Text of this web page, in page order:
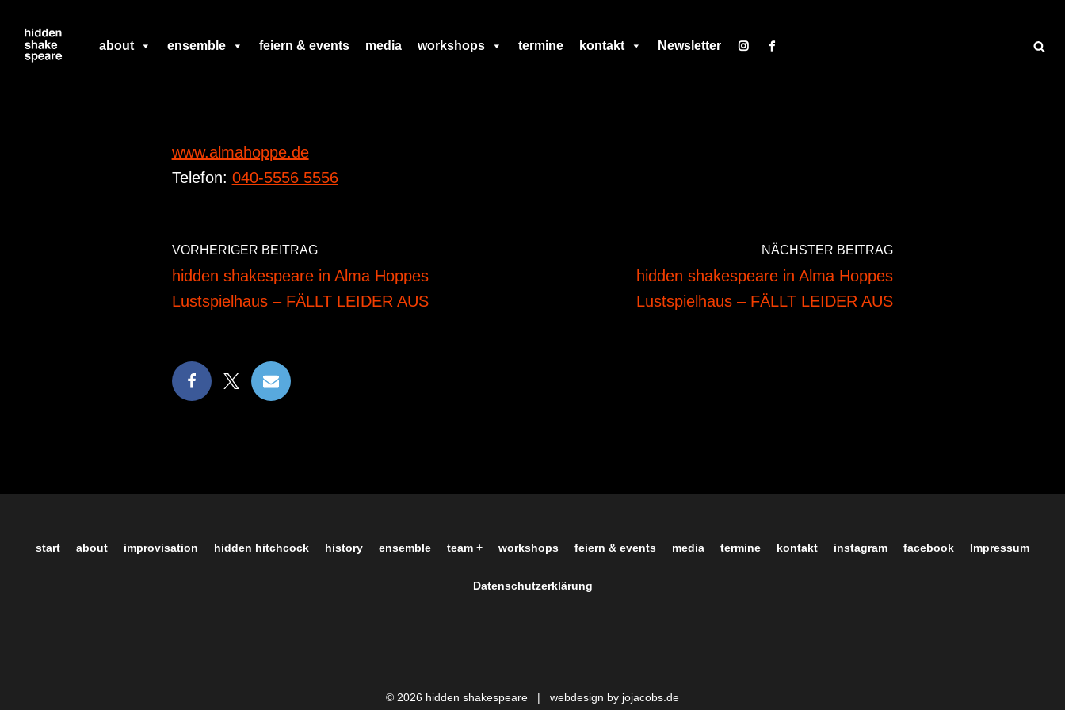
Zum
about ensemble feiern & events media workshops termine kontakt Newsletter
www.almahoppe.de
Telefon: 040-5556 5556
VORHERIGER BEITRAG
hidden shakespeare in Alma Hoppes
Lustspielhaus – FÄLLT LEIDER AUS
NÄCHSTER BEITRAG
hidden shakespeare in Alma Hoppes
Lustspielhaus – FÄLLT LEIDER AUS
start about improvisation hidden hitchcock history ensemble team + workshops feiern & events media termine kontakt instagram facebook Impressum
Datenschutzerklärung
© 2026 hidden shakespeare | webdesign by jojacobs.de